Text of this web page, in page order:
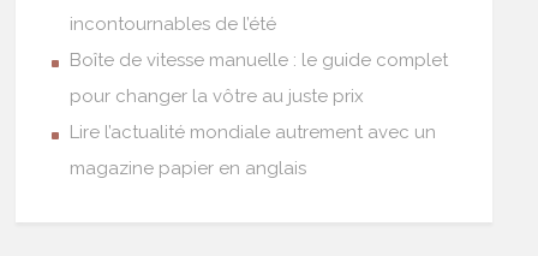
incontournables de l’été
Boîte de vitesse manuelle : le guide complet
pour changer la vôtre au juste prix
Lire l’actualité mondiale autrement avec un
magazine papier en anglais